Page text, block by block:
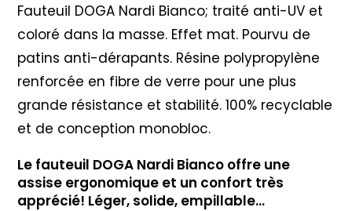
Fauteuil DOGA Nardi Bianco; traité anti-UV et
coloré dans la masse. Effet mat. Pourvu de
patins anti-dérapants. Résine polypropylène
renforcée en fibre de verre pour une plus
grande résistance et stabilité. 100% recyclable
et de conception monobloc.
Le fauteuil DOGA Nardi Bianco offre une
assise ergonomique et un confort très
apprécié! Léger, solide, empillable…